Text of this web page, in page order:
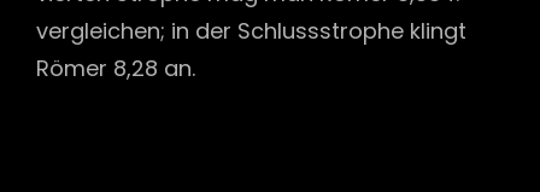
vergleichen; in der Schlussstrophe klingt
Römer 8,28 an.